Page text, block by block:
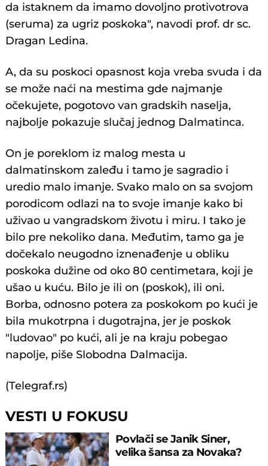
da istaknem da imamo dovoljno protivotrova
(seruma) za ugriz poskoka", navodi prof. dr sc.
Dragan Ledina.
A, da su poskoci opasnost koja vreba svuda i da
se može naći na mestima gde najmanje
očekujete, pogotovo van gradskih naselja,
najbolje pokazuje slučaj jednog Dalmatinca.
On je poreklom iz malog mesta u
dalmatinskom zaleđu i tamo je sagradio i
uredio malo imanje. Svako malo on sa svojom
porodicom odlazi na to svoje imanje kako bi
uživao u vangradskom životu i miru. I tako je
bilo pre nekoliko dana. Međutim, tamo ga je
dočekalo neugodno iznenađenje u obliku
poskoka dužine od oko 80 centimetara, koji je
ušao u kuću. Bilo je ili on (poskok), ili oni.
Borba, odnosno potera za poskokom po kući je
bila mukotrpna i dugotrajna, jer je poskok
"ludovao" po kući, ali je na kraju pobegao
napolje, piše Slobodna Dalmacija.
(Telegraf.rs)
VESTI U FOKUSU
Povlači se Janik Siner,
velika šansa za Novaka?